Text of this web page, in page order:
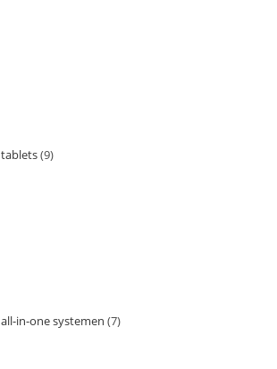
tablets 9
all-in-one systemen 7